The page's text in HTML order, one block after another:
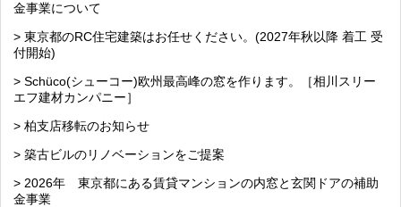
金事業について
> 東京都のRC住宅建築はお任せください。(2027年秋以降 着工 受
付開始)
> Schüco(シューコー)欧州最高峰の窓を作ります。［相川スリー
エフ建材カンパニー］
> 柏支店移転のお知らせ
> 築古ビルのリノベーションをご提案
> 2026年 東京都にある賃貸マンションの内窓と玄関ドアの補助
金事業